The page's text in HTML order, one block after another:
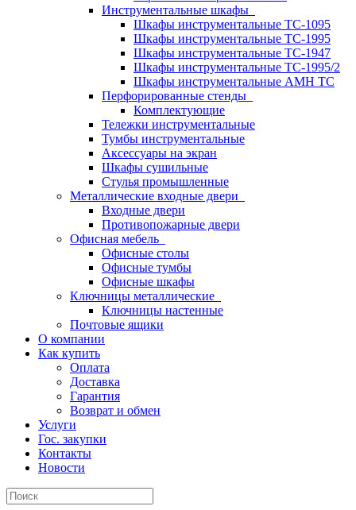
Инструментальные шкафы
Шкафы инструментальные TC-1095
Шкафы инструментальные TC-1995
Шкафы инструментальные TC-1947
Шкафы инструментальные TC-1995/2
Шкафы инструментальные AMH TC
Перфорированные стенды
Комплектующие
Тележки инструментальные
Тумбы инструментальные
Аксессуары на экран
Шкафы сушильные
Стулья промышленные
Металлические входные двери
Входные двери
Противопожарные двери
Офисная мебель
Офисные столы
Офисные тумбы
Офисные шкафы
Ключницы металлические
Ключницы настенные
Почтовые ящики
О компании
Как купить
Оплата
Доставка
Гарантия
Возврат и обмен
Услуги
Гос. закупки
Контакты
Новости